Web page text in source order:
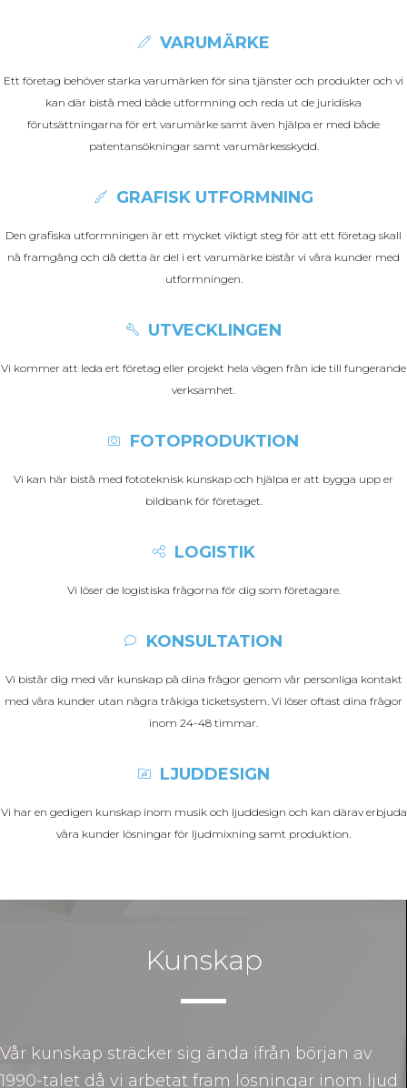
VARUMÄRKE
Ett företag behöver starka varumärken för sina tjänster och produkter och vi
kan där bistå med både utformning och reda ut de juridiska
förutsättningarna för ert varumärke samt även hjälpa er med både
patentansökningar samt varumärkesskydd.
GRAFISK UTFORMNING
Den grafiska utformningen är ett mycket viktigt steg för att ett företag skall
nå framgång och då detta är del i ert varumärke bistår vi våra kunder med
utformningen.
UTVECKLINGEN
Vi kommer att leda ert företag eller projekt hela vägen från ide till fungerande
verksamhet.
FOTOPRODUKTION
Vi kan här bistå med fototeknisk kunskap och hjälpa er att bygga upp er
bildbank för företaget.
LOGISTIK
Vi löser de logistiska frågorna för dig som företagare.
KONSULTATION
Vi bistår dig med vår kunskap på dina frågor genom vår personliga kontakt
med våra kunder utan några tråkiga ticketsystem. Vi löser oftast dina frågor
inom 24-48 timmar.
LJUDDESIGN
Vi har en gedigen kunskap inom musik och ljuddesign och kan därav erbjuda
våra kunder lösningar för ljudmixning samt produktion.
Kunskap
Vår kunskap sträcker sig ända ifrån början av
1990-talet då vi arbetat fram lösningar inom ljud